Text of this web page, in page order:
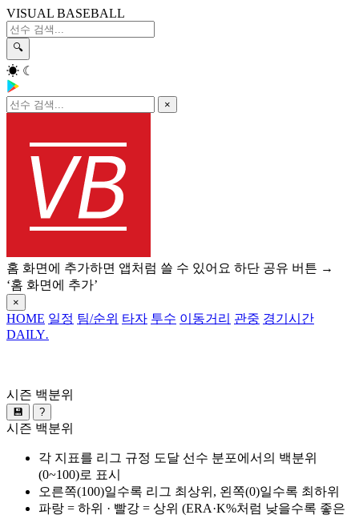
VISUAL BASEBALL
🔍
☀ ☾
×
홈 화면에 추가하면 앱처럼 쓸 수 있어요 하단 공유 버튼 →
‘홈 화면에 추가’
×
HOME 일정 팀/순위 타자 투수 이동거리 관중 경기시간
DAILY.
시즌 백분위
💾 ?
시즌 백분위
각 지표를 리그 규정 도달 선수 분포에서의 백분위
(0~100)로 표시
오른쪽(100)일수록 리그 최상위, 왼쪽(0)일수록 최하위
파랑 = 하위 · 빨강 = 상위 (ERA·K%처럼 낮을수록 좋은